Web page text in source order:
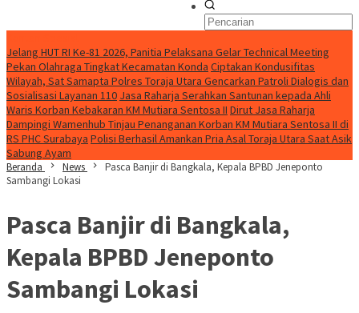
Jelang HUT RI Ke-81 2026, Panitia Pelaksana Gelar Technical Meeting
Pekan Olahraga Tingkat Kecamatan Konda Ciptakan Kondusifitas
Wilayah, Sat Samapta Polres Toraja Utara Gencarkan Patroli Dialogis dan
Sosialisasi Layanan 110 Jasa Raharja Serahkan Santunan kepada Ahli
Waris Korban Kebakaran KM Mutiara Sentosa II Dirut Jasa Raharja
Dampingi Wamenhub Tinjau Penanganan Korban KM Mutiara Sentosa II di
RS PHC Surabaya Polisi Berhasil Amankan Pria Asal Toraja Utara Saat Asik
Sabung Ayam
Beranda News
Pasca Banjir di Bangkala, Kepala BPBD Jeneponto
Sambangi Lokasi
Pasca Banjir di Bangkala,
Kepala BPBD Jeneponto
Sambangi Lokasi